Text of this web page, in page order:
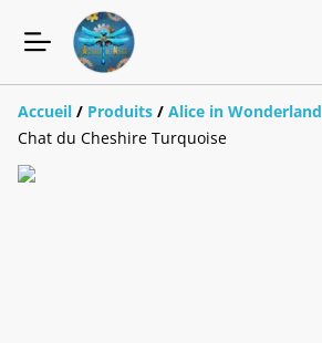
Accueil / Produits / Alice in Wonderland
Chat du Cheshire Turquoise